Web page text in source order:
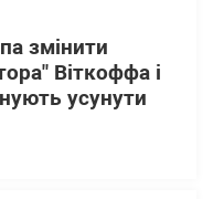
змінити
Віткоффа і
усунути